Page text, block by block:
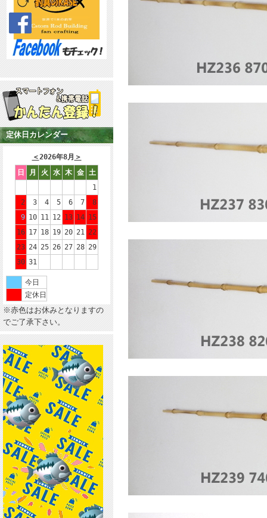
定休日カレンダー
＜2026年8月 ＞
日
月 火 水 木 金
土
1
2
3 4 5 6 7
8
9 10 11 12 13 14 15
16 17 18 19 20 21 22
23 24 25 26 27 28 29
30 31
今日
定休日
※赤色はお休みとなりますの
でご了承下さい。